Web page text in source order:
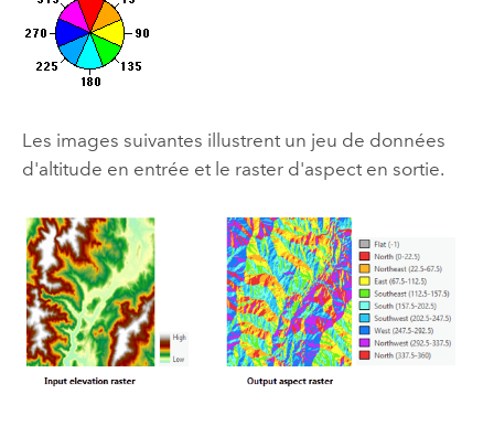
Les images suivantes illustrent un jeu de données
d'altitude en entrée et le raster d'aspect en sortie.